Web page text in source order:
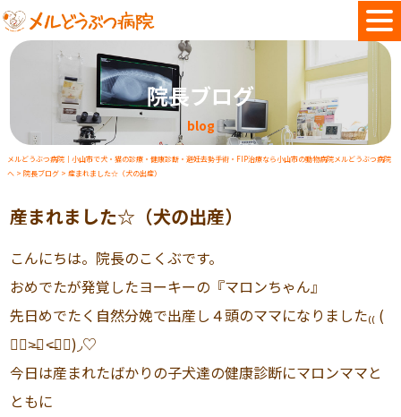
院長ブログ
blog
メルどうぶつ病院｜小山市で犬・猫の診療・健康診断・避妊去勢手術・FIP治療なら小山市の動物病院メルどうぶつ病院
へ > 院長ブログ > 産まれました☆（犬の出産）
産まれました☆（犬の出産）
こんにちは。院長のこくぶです。
おめでたが発覚したヨーキーの『マロンちゃん』
先日めでたく自然分娩で出産し４頭のママになりました₍₍ (
๑॔˃̶◡ ˂̶๑॓)◞♡
今日は産まれたばかりの子犬達の健康診断にマロンママと
ともに